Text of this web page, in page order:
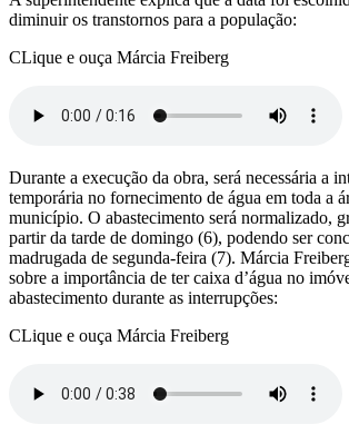
diminuir os transtornos para a população:
CLique e ouça Márcia Freiberg
Durante a execução da obra, será necessária a
temporária no fornecimento de água em toda a
município. O abastecimento será normalizado,
partir da tarde de domingo (6), podendo ser
madrugada de segunda-feira (7). Márcia
sobre a importância de ter caixa d’água no
abastecimento durante as interrupções:
CLique e ouça Márcia Freiberg